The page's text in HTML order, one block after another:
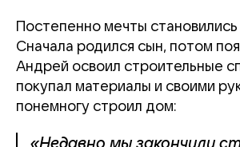
Постепенно мечты
Сначала родился сын, потом
Андрей освоил строительные
покупал материалы и своими
понемногу строил дом: